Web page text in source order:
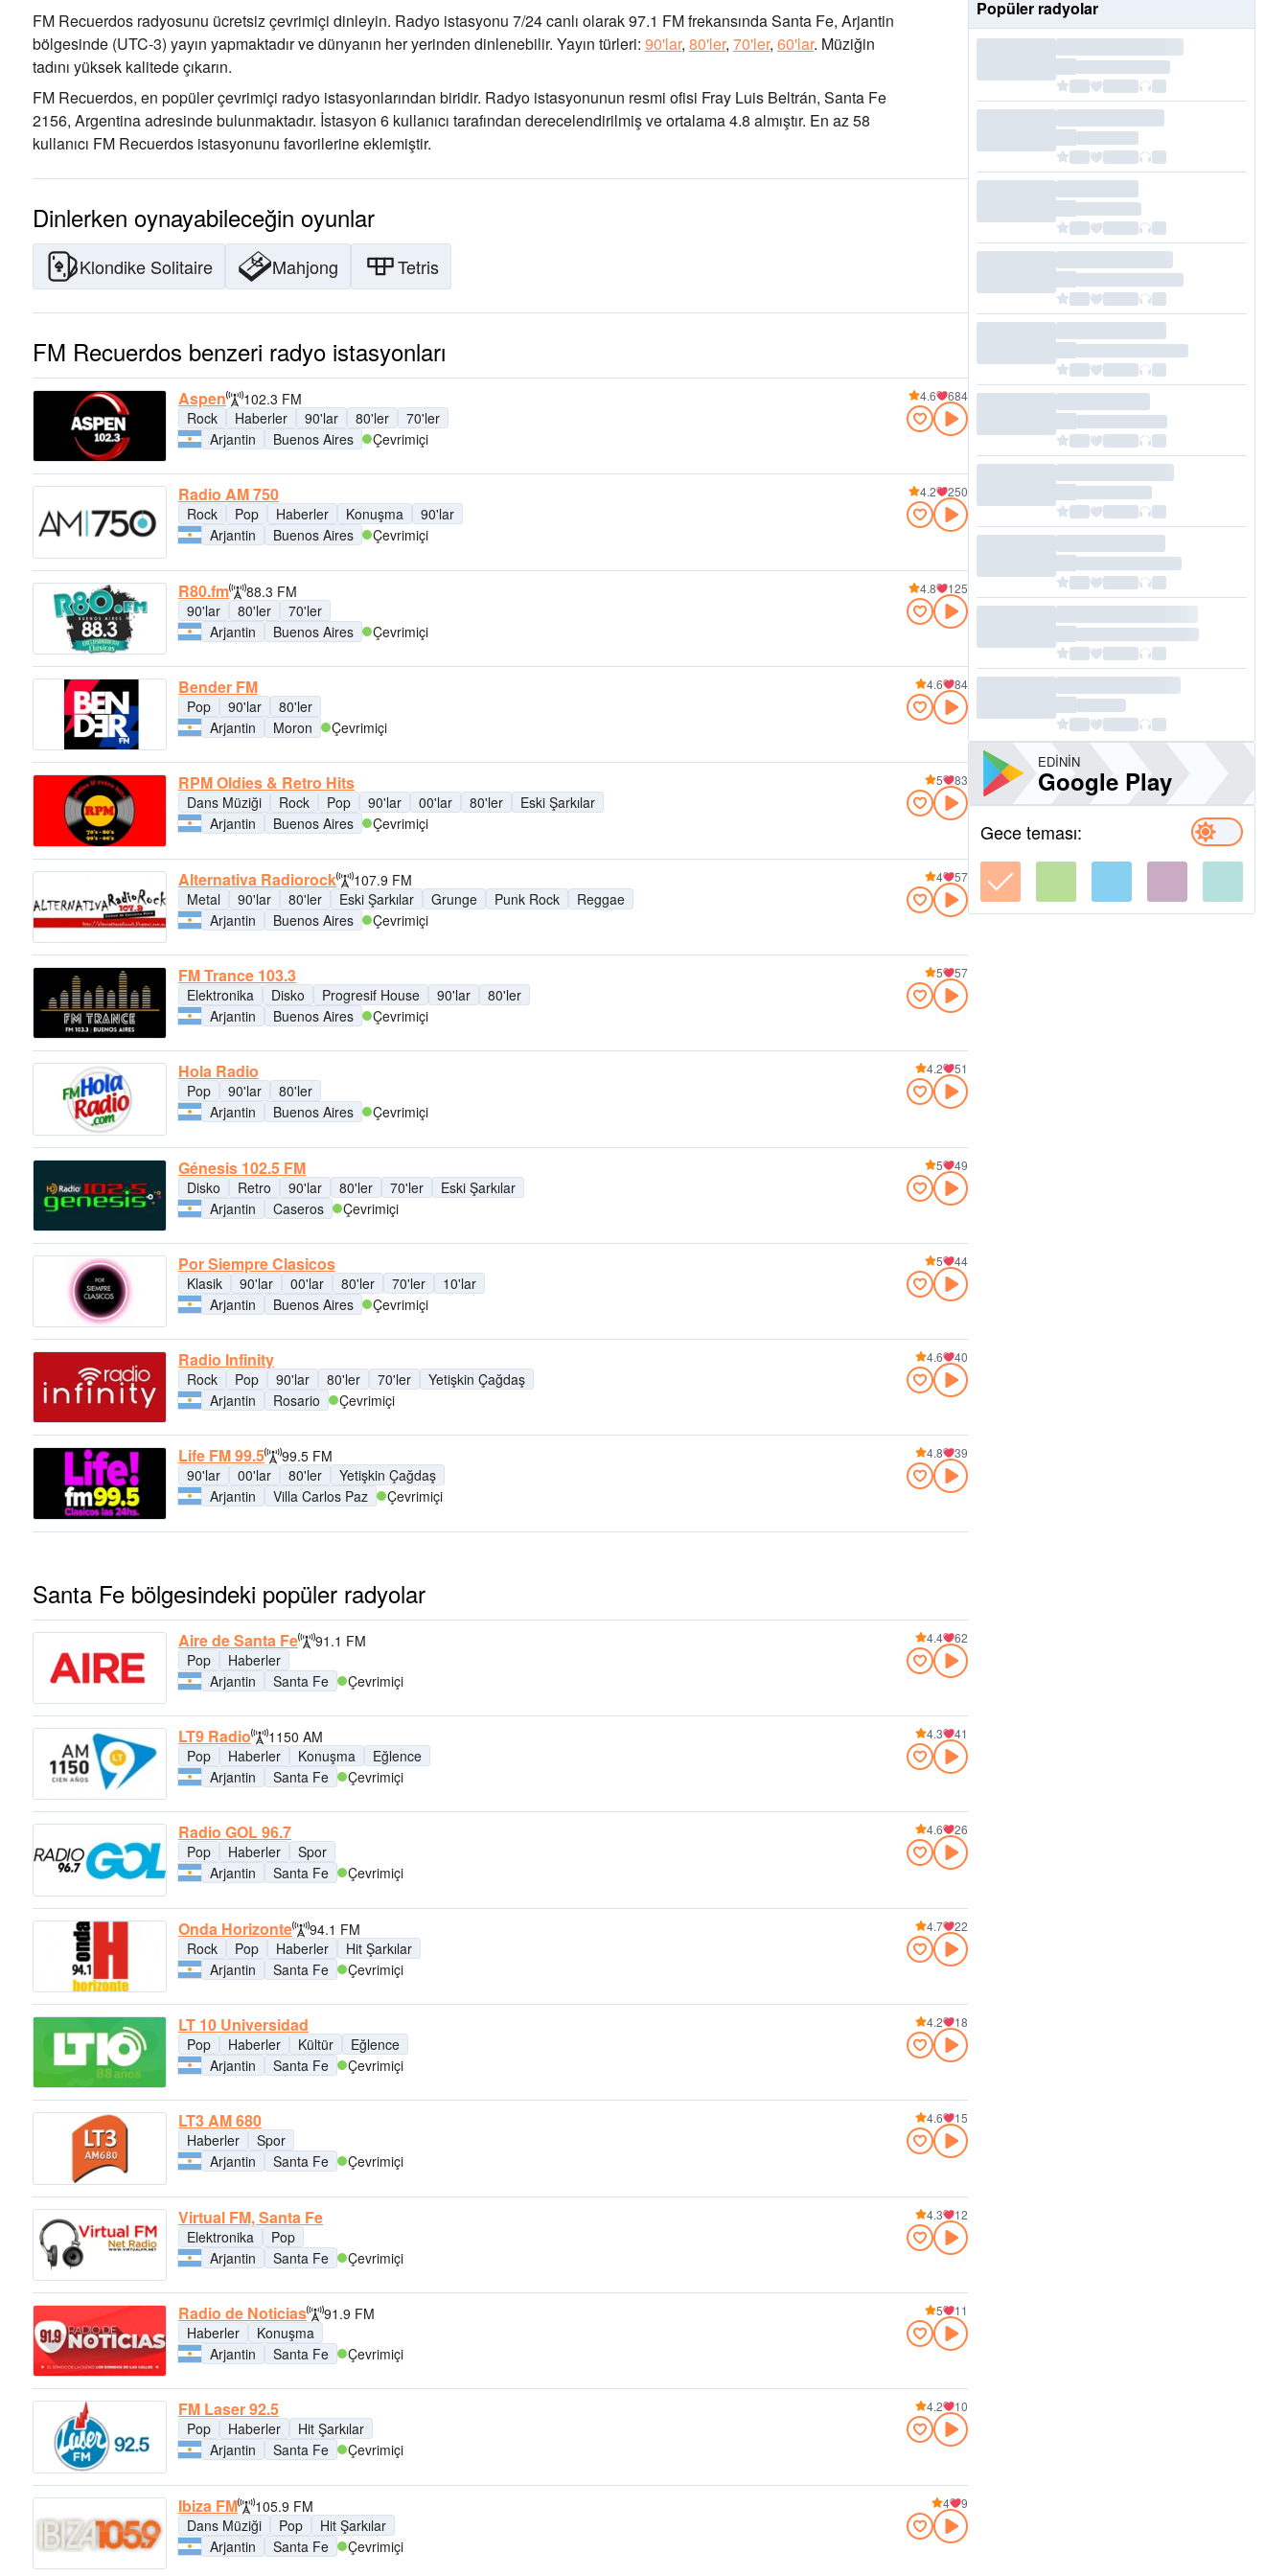
FM Recuerdos radyosunu ücretsiz çevrimiçi dinleyin. Radyo istasyonu 7/24 canlı olarak97.1 FM frekansındaSanta Fe, Arjantin
bölgesinde (UTC-3) yayın yapmaktadır ve dünyanın her yerinden dinlenebilir. Yayın türleri: 90'lar, 80'ler, 70'ler, 60'lar. Müziğin
tadını yüksek kalitede çıkarın.
FM Recuerdos, en popüler çevrimiçi radyo istasyonlarından biridir. Radyo istasyonunun resmi ofisi Fray Luis Beltrán, Santa Fe
2156, Argentina adresinde bulunmaktadır. İstasyon 6 kullanıcı tarafından derecelendirilmiş ve ortalama 4.8 almıştır. En az 58
kullanıcı FM Recuerdos istasyonunu favorilerine eklemiştir.
Dinlerken oynayabileceğin oyunlar
Klondike Solitaire Mahjong Tetris
FM Recuerdos benzeri radyo istasyonları
Aspen
102.3 FM
Rock
Haberler 90'lar 80'ler
70'ler
Arjantin
Buenos Aires Çevrimiçi
4.6 684
Radio AM 750
Rock Pop Haberler Konuşma
90'lar
Arjantin
Buenos Aires Çevrimiçi
4.2 250
R80.fm
88.3 FM
90'lar
80'ler
70'ler
Arjantin
Buenos Aires Çevrimiçi
4.8 125
Bender FM
Pop 90'lar
80'ler
Arjantin
Moron Çevrimiçi
4.6 84
RPM Oldies & Retro Hits
Dans Müziği Rock Pop 90'lar 00'lar 80'ler
Eski Şarkılar
Arjantin
Buenos Aires Çevrimiçi
5 83
Alternativa Radiorock
107.9 FM
Metal
90'lar 80'ler Eski Şarkılar Grunge Punk Rock
Reggae
Arjantin
Buenos Aires Çevrimiçi
4 57
FM Trance 103.3
Elektronika Disko Progresif House 90'lar
80'ler
Arjantin
Buenos Aires Çevrimiçi
5 57
Hola Radio
Pop 90'lar
80'ler
Arjantin
Buenos Aires Çevrimiçi
4.2 51
Génesis 102.5 FM
Disko Retro 90'lar 80'ler 70'ler
Eski Şarkılar
Arjantin
Caseros Çevrimiçi
5 49
Por Siempre Clasicos
Klasik 90'lar 00'lar 80'ler 70'ler
10'lar
Arjantin
Buenos Aires Çevrimiçi
5 44
Radio Infinity
Rock Pop 90'lar 80'ler 70'ler
Yetişkin Çağdaş
Arjantin
Rosario Çevrimiçi
4.6 40
Life FM 99.5
99.5 FM
90'lar
00'lar 80'ler
Yetişkin Çağdaş
Arjantin
Villa Carlos Paz Çevrimiçi
4.8 39
Santa Fe bölgesindeki popüler radyolar
Aire de Santa Fe
91.1 FM
Pop
Haberler
Arjantin
Santa Fe Çevrimiçi
4.4 62
LT9 Radio
1150 AM
Pop
Haberler Konuşma
Eğlence
Arjantin
Santa Fe Çevrimiçi
4.3 41
Radio GOL 96.7
Pop Haberler
Spor
Arjantin
Santa Fe Çevrimiçi
4.6 26
Onda Horizonte
94.1 FM
Rock
Pop Haberler
Hit Şarkılar
Arjantin
Santa Fe Çevrimiçi
4.7 22
LT 10 Universidad
Pop Haberler Kültür
Eğlence
Arjantin
Santa Fe Çevrimiçi
4.2 18
LT3 AM 680
Haberler
Spor
Arjantin
Santa Fe Çevrimiçi
4.6 15
Virtual FM, Santa Fe
Elektronika
Pop
Arjantin
Santa Fe Çevrimiçi
4.3 12
Radio de Noticias
91.9 FM
Haberler
Konuşma
Arjantin
Santa Fe Çevrimiçi
5 11
FM Laser 92.5
Pop Haberler
Hit Şarkılar
Arjantin
Santa Fe Çevrimiçi
4.2 10
Ibiza FM
105.9 FM
Dans Müziği
Pop
Hit Şarkılar
Arjantin
Santa Fe Çevrimiçi
4 9
Popüler radyolar
EDININ
Google Play
Gece teması: